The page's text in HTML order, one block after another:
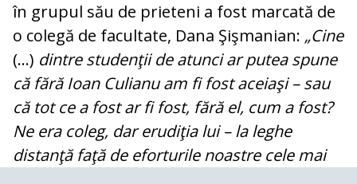
în grupul său de prieteni a fost marcată de
o colegă de facultate, Dana Şişmanian: „Cine
(...) dintre studenţii de atunci ar putea spune
că fără Ioan Culianu am fi fost aceiaşi – sau
că tot ce a fost ar fi fost, fără el, cum a fost?
Ne era coleg, dar erudiţia lui – la leghe
distanţă faţă de eforturile noastre cele mai